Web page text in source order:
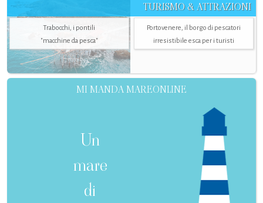
TURISMO & ATTRAZIONI
Trabocchi, i pontili
"macchine da pesca"
Portovenere, il borgo di pescatori
irresistibile esca per i turisti
MI MANDA MAREONLINE
Un
mare
di